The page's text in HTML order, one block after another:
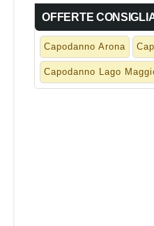
OFFERTE
Capodanno Arona
Capodanno Lago